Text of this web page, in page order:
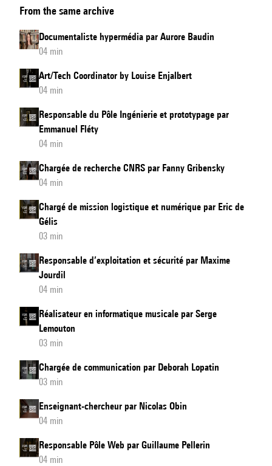
du
son
par
Cerles
From the same archive
Documentaliste hypermédia par Aurore Baudin
04 min
Art/Tech Coordinator by Louise Enjalbert
04 min
Responsable du Pôle Ingénierie et prototypage par
Emmanuel Fléty
04 min
Chargée de recherche CNRS par Fanny Gribensky
04 min
Chargé de mission logistique et numérique par Eric de
Gélis
03 min
Responsable d’exploitation et sécurité par Maxime
Jourdil
04 min
Réalisateur en informatique musicale par Serge
Lemouton
03 min
Chargée de communication par Deborah Lopatin
03 min
Enseignant-chercheur par Nicolas Obin
04 min
Responsable Pôle Web par Guillaume Pellerin
04 min